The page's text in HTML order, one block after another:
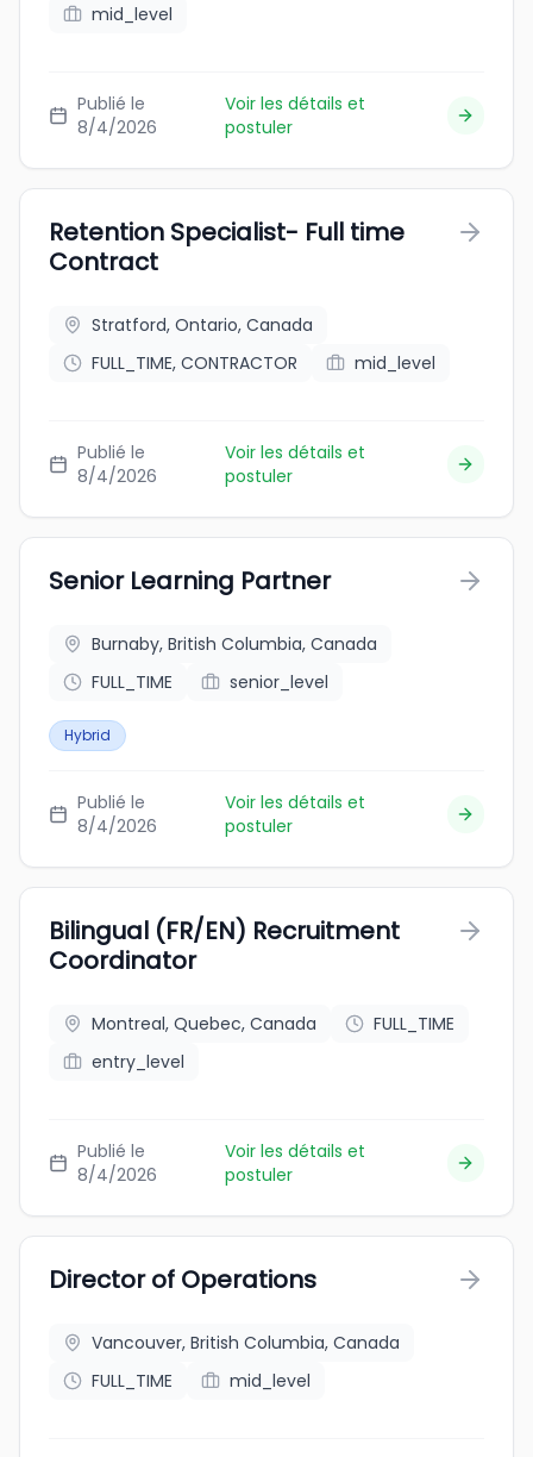
mid_level
Publié le
8/4/2026
Voir les détails et
postuler
Retention Specialist- Full time
Contract
Stratford, Ontario, Canada
FULL_TIME, CONTRACTOR
mid_level
Publié le
8/4/2026
Voir les détails et
postuler
Senior Learning Partner
Burnaby, British Columbia, Canada
FULL_TIME
senior_level
Hybrid
Publié le
8/4/2026
Voir les détails et
postuler
Bilingual (FR/EN) Recruitment
Coordinator
Montreal, Quebec, Canada
FULL_TIME
entry_level
Publié le
8/4/2026
Voir les détails et
postuler
Director of Operations
Vancouver, British Columbia, Canada
FULL_TIME
mid_level